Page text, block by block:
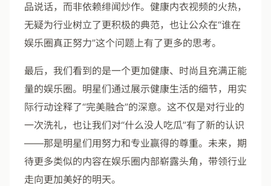
品说话，而非依赖绯闻炒作。健康内衣视频的火热，
无疑为行业树立了更积极的典范，也让公众在“谁在
娱乐圈真正努力”这个问题上有了更多的思考。
最后，我们看到的是一个更加健康、时尚且充满正能
量的娱乐圈。明星们通过展示健康生活的细节，用实
际行动诠释了“完美融合”的深意。这不仅是对行业的
一次洗礼，也让我们对“什么没人吃瓜”有了新的认识
——那是明星们用努力和专业赢得的尊重。未来，期
待更多类似的内容在娱乐圈内部崭露头角，带领行业
走向更加美好的明天。